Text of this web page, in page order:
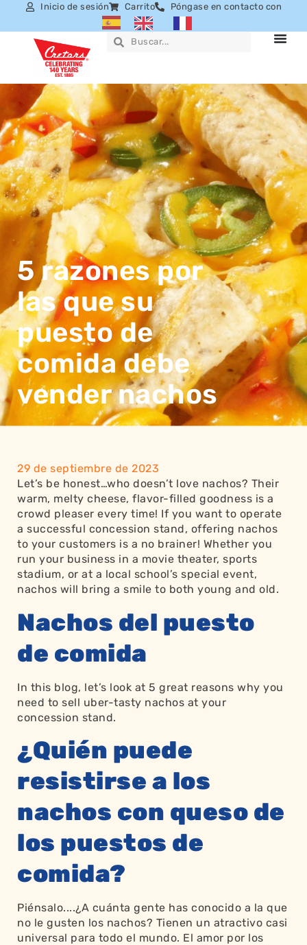
Inicio de sesión Carrito Póngase en contacto con
5 razones por
las que su
puesto de
comida debe
vender nachos
29 de septiembre de 2023
Let’s be honest…who doesn’t love nachos? Their
warm, melty cheese, flavor-filled goodness is a
crowd pleaser every time! If you want to operate
a successful concession stand, offering nachos
to your customers is a no brainer! Whether you
run your business in a movie theater, sports
stadium, or at a local school’s special event,
nachos will bring a smile to both young and old.
Nachos del puesto
de comida
In this blog, let’s look at 5 great reasons why you
need to sell uber-tasty nachos at your
concession stand.
¿Quién puede
resistirse a los
nachos con queso de
los puestos de
comida?
Piénsalo....¿A cuánta gente has conocido a la que
no le gusten los nachos? Tienen un atractivo casi
universal para todo el mundo. El amor por los